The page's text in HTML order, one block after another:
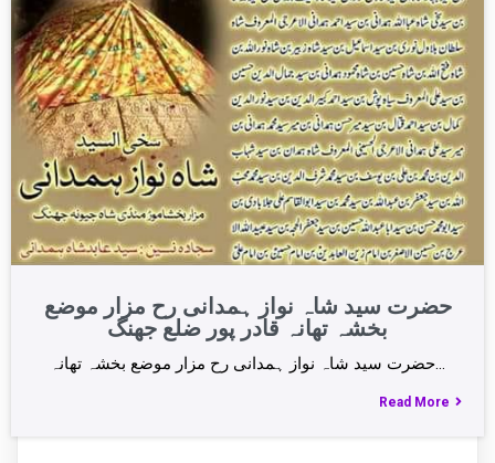
حضرت سید شاہ نواز ہمدانی رح مزار موضع
بخشہ تھانہ قادر پور ضلع جھنگ
حضرت سید شاہ نواز ہمدانی رح مزار موضع بخشہ تھانہ…
Read More